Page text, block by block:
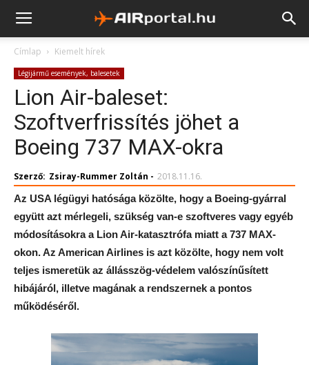
Címlap Kiemelt hírek
Légijármű események, balesetek
Lion Air-baleset:
Szoftverfrissítés jöhet a
Boeing 737 MAX-okra
Szerző: Zsiray-Rummer Zoltán - 2018.11.16.
Az USA légügyi hatósága közölte, hogy a Boeing-gyárral
együtt azt mérlegeli, szükség van-e szoftveres vagy egyéb
módosításokra a Lion Air-katasztrófa miatt a 737 MAX-
okon. Az American Airlines is azt közölte, hogy nem volt
teljes ismeretük az állásszög-védelem valószínűsített
hibájáról, illetve magának a rendszernek a pontos
működéséről.